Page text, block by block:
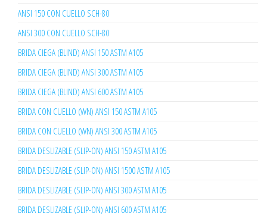
ANSI 150 CON CUELLO SCH-80
ANSI 300 CON CUELLO SCH-80
BRIDA CIEGA (BLIND) ANSI 150 ASTM A105
BRIDA CIEGA (BLIND) ANSI 300 ASTM A105
BRIDA CIEGA (BLIND) ANSI 600 ASTM A105
BRIDA CON CUELLO (WN) ANSI 150 ASTM A105
BRIDA CON CUELLO (WN) ANSI 300 ASTM A105
BRIDA DESLIZABLE (SLIP-ON) ANSI 150 ASTM A105
BRIDA DESLIZABLE (SLIP-ON) ANSI 1500 ASTM A105
BRIDA DESLIZABLE (SLIP-ON) ANSI 300 ASTM A105
BRIDA DESLIZABLE (SLIP-ON) ANSI 600 ASTM A105